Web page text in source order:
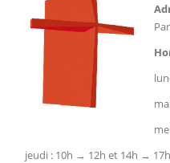
jeudi : 10h → 12h et 14h →